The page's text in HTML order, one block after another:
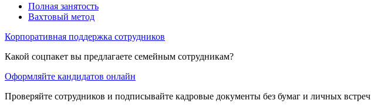
Полная занятость
Вахтовый метод
Корпоративная поддержка сотрудников
Какой соцпакет вы предлагаете семейным сотрудникам?
Оформляйте кандидатов онлайн
Проверяйте сотрудников и подписывайте кадровые документы без бумаг и личных встреч